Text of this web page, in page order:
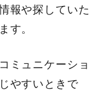
報や探していた
す。
ミュニケーショ
やすいときで